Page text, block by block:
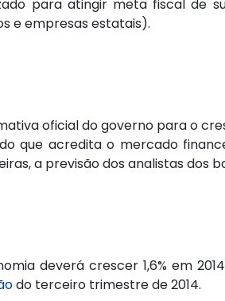
para atingir meta fiscal de
e empresas estatais).
oficial do governo para o
que acredita o mercado
a previsão dos analistas dos
deverá crescer 1,6% em
do terceiro trimestre de 2014.